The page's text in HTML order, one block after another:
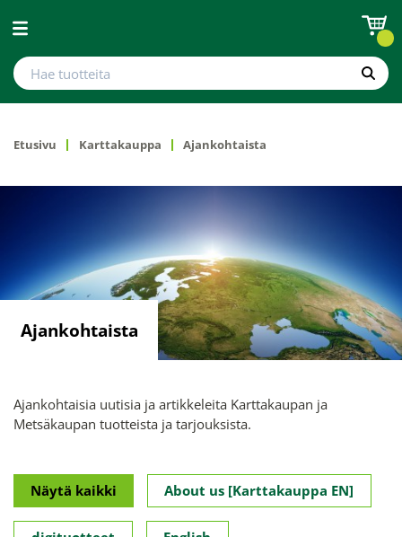
Avaa valikko
Hae tuotteita
Hae
Etusivu Karttakauppa Ajankohtaista
Ajankohtaista
Ajankohtaisia uutisia ja artikkeleita Karttakaupan ja
Metsäkaupan tuotteista ja tarjouksista.
Näytä kaikki About us [Karttakauppa EN]